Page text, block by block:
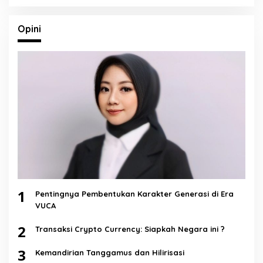
Opini
1
Pentingnya Pembentukan Karakter Generasi di Era
VUCA
2 Transaksi Crypto Currency: Siapkah Negara ini ?
3 Kemandirian Tanggamus dan Hilirisasi